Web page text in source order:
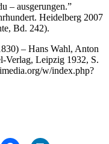
– ausgerungen.”
Heidelberg 2007
Bd. 242).
– Hans Wahl, Anton
Verlag, Leipzig 1932, S.
w/index.php?